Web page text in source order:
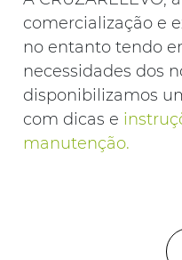
comercialização e
no entanto tendo
necessidades dos
disponibilizamos
com dicas e
manutenção.